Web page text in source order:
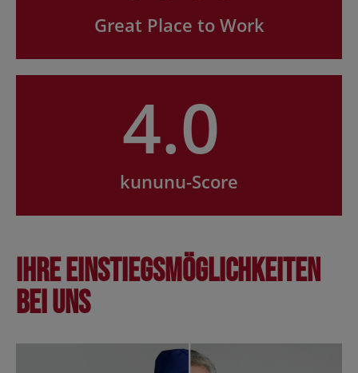
Great Place to Work
4.0
kununu-Score
Ihre Einstiegsmöglichkeiten
bei uns